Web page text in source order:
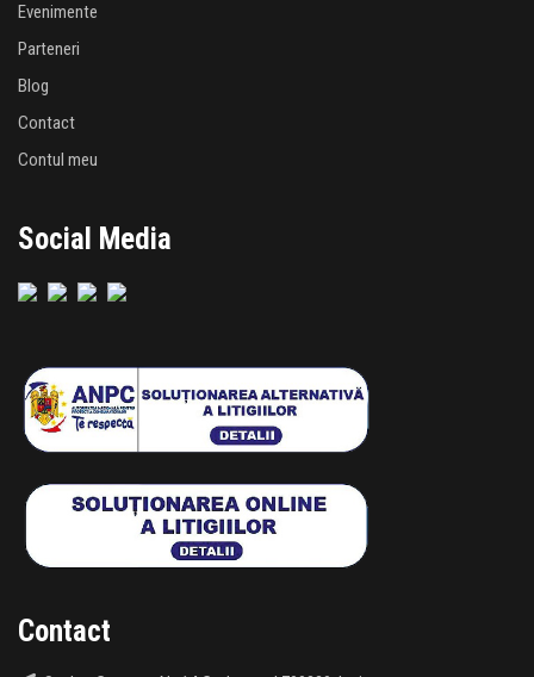
Evenimente
Parteneri
Blog
Contact
Contul meu
Social Media
Contact